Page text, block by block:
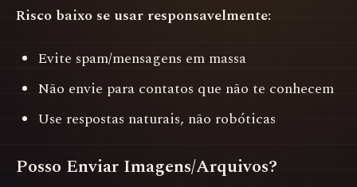
Risco baixo se usar responsavelmente:
Evite spam/mensagens em massa
Não envie para contatos que não te conhecem
Use respostas naturais, não robóticas
Posso Enviar Imagens/Arquivos?